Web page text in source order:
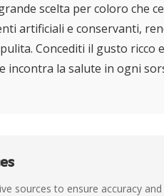
scelta per coloro che
artificiali e conservanti,
Concediti il gusto ricco
incontra la salute in ogni
sources to ensure accuracy